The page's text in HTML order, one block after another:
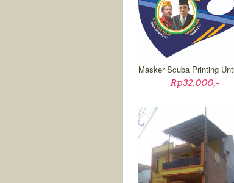
Rp32.000,-